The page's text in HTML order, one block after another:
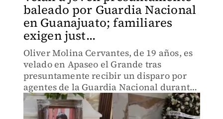
baleado por Guardia Nacional
en Guanajuato; familiares
exigen just...
Oliver Molina Cervantes, de 19 años, es
velado en Apaseo el Grande tras
presuntamente recibir un disparo por
agentes de la Guardia Nacional durante
una persecución.